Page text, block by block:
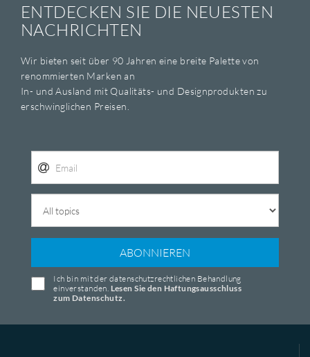
ENTDECKEN SIE DIE NEUESTEN
NACHRICHTEN
Wir bieten seit über 90 Jahren eine breite Palette von
renommierten Marken an
In- und Ausland mit Qualitäts- und Designprodukten zu
erschwinglichen Preisen.
ABONNIEREN
Ich bin mit der datenschutzrechtlichen Behandlung
einverstanden. Lesen Sie den Haftungsausschluss
zum Datenschutz.